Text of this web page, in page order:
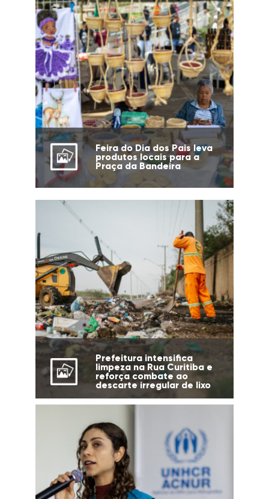
Feira do Dia dos Pais leva
produtos locais para a
Praça da Bandeira
Prefeitura intensifica
limpeza na Rua Curitiba e
reforça combate ao
descarte irregular de lixo